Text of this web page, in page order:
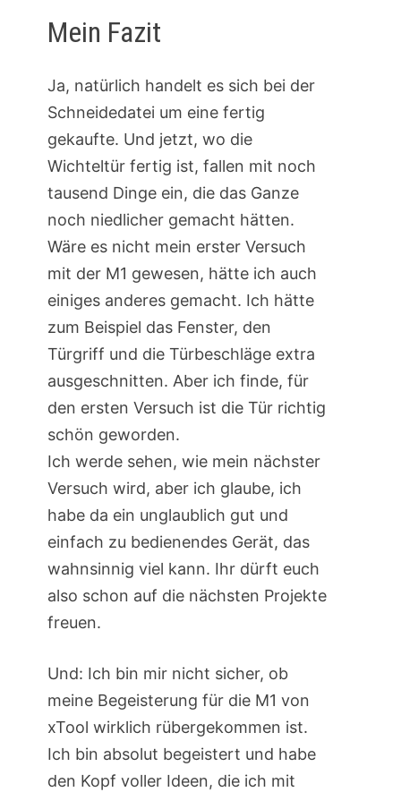
Mein Fazit
Ja, natürlich handelt es sich bei der
Schneidedatei um eine fertig
gekaufte. Und jetzt, wo die
Wichteltür fertig ist, fallen mit noch
tausend Dinge ein, die das Ganze
noch niedlicher gemacht hätten.
Wäre es nicht mein erster Versuch
mit der M1 gewesen, hätte ich auch
einiges anderes gemacht. Ich hätte
zum Beispiel das Fenster, den
Türgriff und die Türbeschläge extra
ausgeschnitten. Aber ich finde, für
den ersten Versuch ist die Tür richtig
schön geworden.
Ich werde sehen, wie mein nächster
Versuch wird, aber ich glaube, ich
habe da ein unglaublich gut und
einfach zu bedienendes Gerät, das
wahnsinnig viel kann. Ihr dürft euch
also schon auf die nächsten Projekte
freuen.
Und: Ich bin mir nicht sicher, ob
meine Begeisterung für die M1 von
xTool wirklich rübergekommen ist.
Ich bin absolut begeistert und habe
den Kopf voller Ideen, die ich mit